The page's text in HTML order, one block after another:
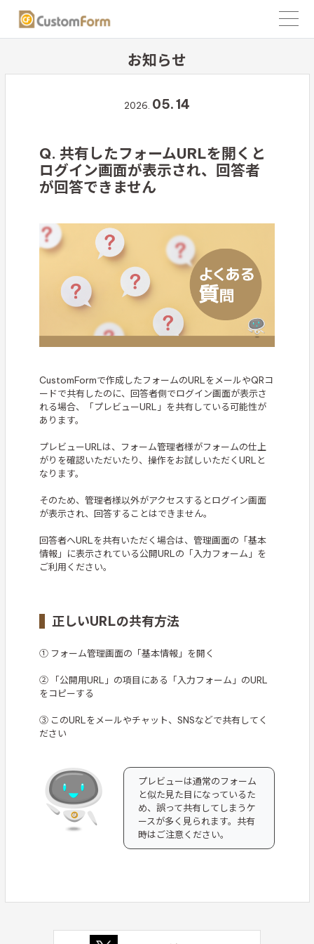
お知らせ
2026. 05.14
Q. 共有したフォームURLを開くと
ログイン画面が表示され、回答者
が回答できません
CustomFormで作成したフォームのURLをメールやQRコ
ードで共有したのに、回答者側でログイン画面が表示さ
れる場合、「プレビューURL」を共有している可能性が
あります。
プレビューURLは、フォーム管理者様がフォームの仕上
がりを確認いただいたり、操作をお試しいただくURLと
なります。
そのため、管理者様以外がアクセスするとログイン画面
が表示され、回答することはできません。
回答者へURLを共有いただく場合は、管理画面の「基本
情報」に表示されている公開URLの「入力フォーム」を
ご利用ください。
正しいURLの共有方法
① フォーム管理画面の「基本情報」を開く
② 「公開用URL」の項目にある「入力フォーム」のURL
をコピーする
③ このURLをメールやチャット、SNSなどで共有してく
ださい
プレビューは通常のフォーム
と似た見た目になっているた
め、誤って共有してしまうケ
ースが多く見られます。共有
時はご注意ください。